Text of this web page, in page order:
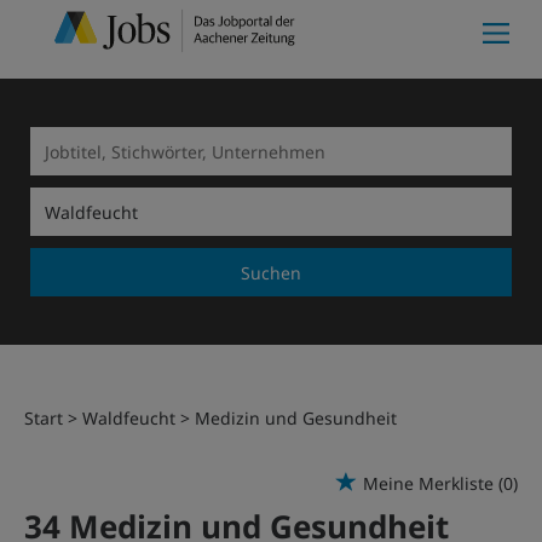
Suchen
Start Waldfeucht Medizin und Gesundheit
Meine Merkliste (0)
34 Medizin und Gesundheit